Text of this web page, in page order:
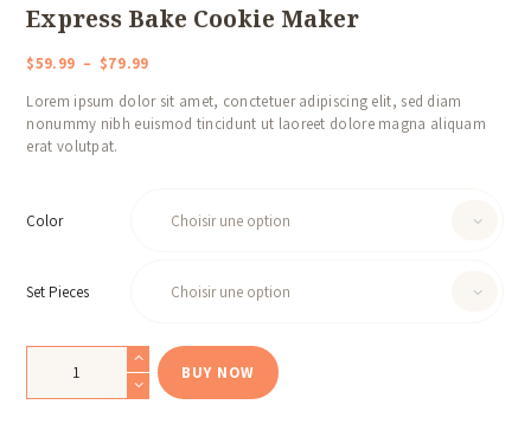
Express Bake Cookie Maker
$59 99 – $79 99
prix :
$599
Lorem ipsum dolor sit amet, conctetuer adipiscing elit, sed diam
nonummy nibh euismod tincidunt ut laoreet dolore magna aliquam
erat volutpat.
Color
Set Pieces
quantité
Express
Bake
BUY NOW